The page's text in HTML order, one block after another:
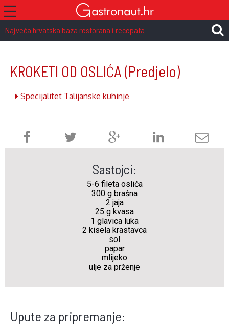
☰
Najveća hrvatska baza restorana i recepata
KROKETI OD OSLIĆA (Predjelo)
Specijalitet Talijanske kuhinje
Sastojci:
5-6 fileta oslića
300 g brašna
2 jaja
25 g kvasa
1 glavica luka
2 kisela krastavca
sol
papar
mlijeko
ulje za prženje
Upute za pripremanje: